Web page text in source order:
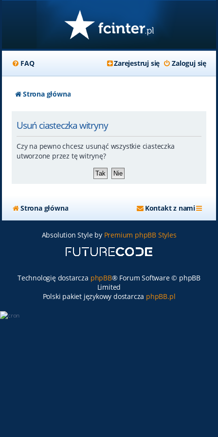
FAQ Zaloguj się
Zarejestruj się
Strona główna
Usuń ciasteczka witryny
Czy na pewno chcesz usunąć wszystkie ciasteczka
utworzone przez tę witrynę?
Strona główna Kontakt z nami
Absolution Style by Premium phpBB Styles
Technologię dostarcza phpBB® Forum Software © phpBB
Limited
Polski pakiet językowy dostarcza phpBB.pl